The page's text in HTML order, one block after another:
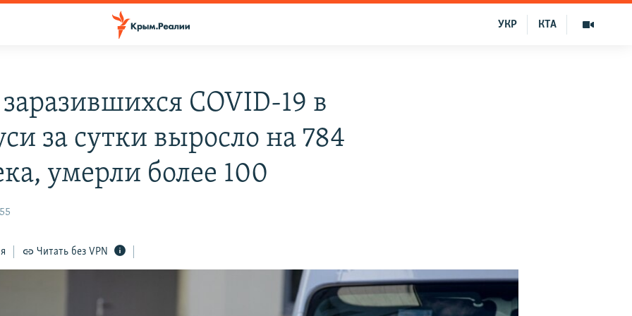
КТА
УКР
COVID-19 в
за сутки выросло на 784
умерли более 100
Читать без VPN